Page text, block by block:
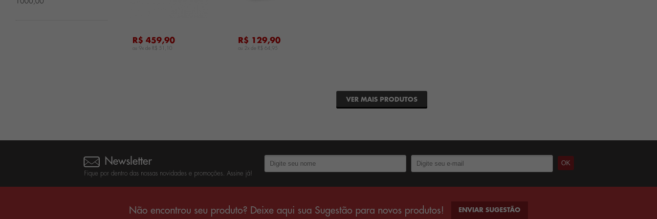
R$ 459,90
ou 9x de R$ 51,10
R$ 129,90
ou 2x de R$ 64,95
VER MAIS PRODUTOS
Newsletter
Fique por dentro das nossas novidades e promoções. Assine já!
Não encontrou seu produto? Deixe aqui sua Sugestão para novos produtos! ENVIAR SUGESTÃO